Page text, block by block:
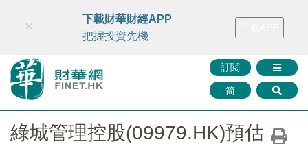
財華智庫網 FINTV FINMETA 財華證券 媒體矩陣
訂閱
简
×
下載財華財經APP
把握投資先機
綠城管理控股(09979.HK)預估